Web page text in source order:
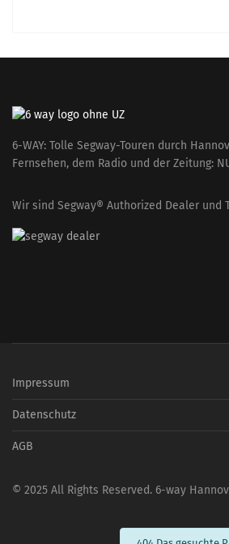
6-WAY: Tolle Segway-Touren durch
Fernsehen, dem Radio und der Zeitung:
Wir sind Segway® Authorized Dealer und
Impressum
Datenschutz
AGB
© 2025 All Rights Reserved. 6-way